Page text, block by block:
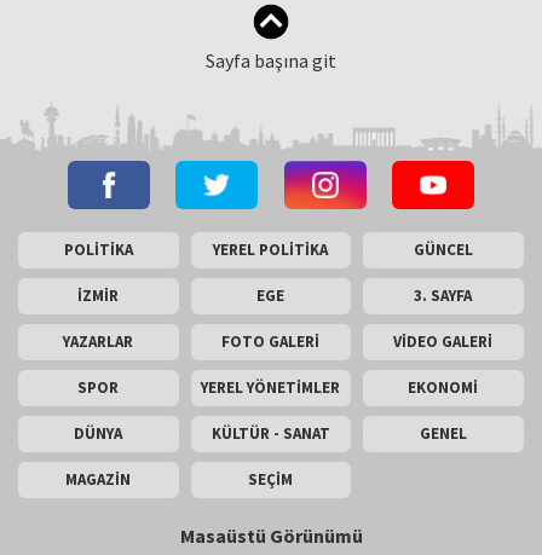
Sayfa başına git
POLİTİKA YEREL POLİTİKA GÜNCEL
İZMİR EGE 3. SAYFA
YAZARLAR FOTO GALERİ VİDEO GALERİ
SPOR YEREL YÖNETİMLER EKONOMİ
DÜNYA KÜLTÜR - SANAT GENEL
MAGAZİN SEÇİM
Masaüstü Görünümü